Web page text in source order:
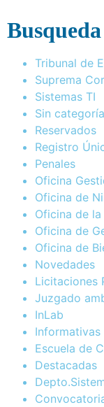
Tribunal de
Suprema
Sistemas TI
Sin categoría
Reservados
Registro
Penales
Oficina
Oficina de
Oficina de
Oficina de
Oficina de
Novedades
Licitaciones
Juzgado
InLab
Informativas
Escuela de
Destacadas